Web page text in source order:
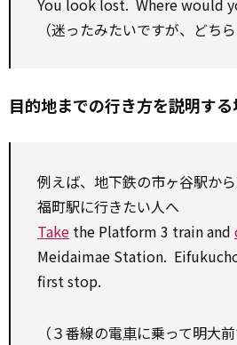
（迷ったみたいですが、どち
目的地までの行き方を説明する
例えば、地下鉄の市ヶ谷駅か
福町駅に行きたい人へ
Take the Platform 3 train and
Meidaimae Station.
first stop.
（３番線の電車に乗って明大